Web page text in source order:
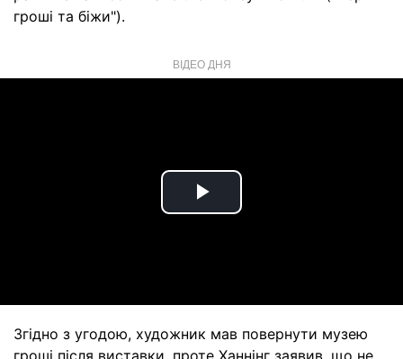
гроші та біжи").
ВІДЕО ДНЯ
Play
Згідно з угодою, художник мав повернути музею